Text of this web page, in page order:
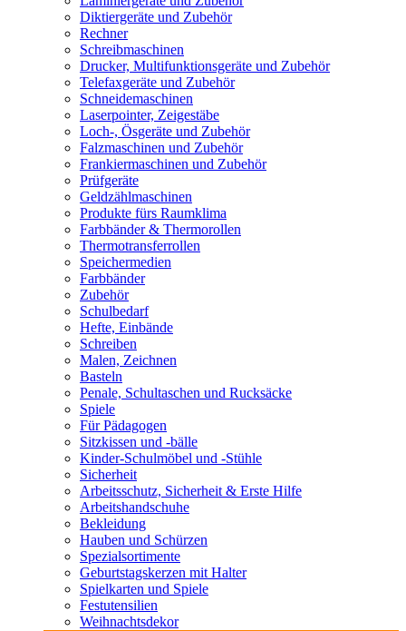
Diktiergeräte und Zubehör
Rechner
Schreibmaschinen
Drucker, Multifunktionsgeräte und Zubehör
Telefaxgeräte und Zubehör
Schneidemaschinen
Laserpointer, Zeigestäbe
Loch-, Ösgeräte und Zubehör
Falzmaschinen und Zubehör
Frankiermaschinen und Zubehör
Prüfgeräte
Geldzählmaschinen
Produkte fürs Raumklima
Farbbänder & Thermorollen
Thermotransferrollen
Speichermedien
Farbbänder
Zubehör
Schulbedarf
Hefte, Einbände
Schreiben
Malen, Zeichnen
Basteln
Penale, Schultaschen und Rucksäcke
Spiele
Für Pädagogen
Sitzkissen und -bälle
Kinder-Schulmöbel und -Stühle
Sicherheit
Arbeitsschutz, Sicherheit & Erste Hilfe
Arbeitshandschuhe
Bekleidung
Hauben und Schürzen
Spezialsortimente
Geburtstagskerzen mit Halter
Spielkarten und Spiele
Festutensilien
Weihnachtsdekor